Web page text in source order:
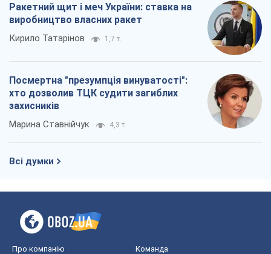
Ракетний щит і меч України: ставка на
виробництво власних ракет
Кирило Татарінов 1,7 т.
Посмертна "презумпція винуватості":
хто дозволив ТЦК судити загиблих
захисників
Марина Ставнійчук 4,3 т.
Всі думки
Про компанію Команда